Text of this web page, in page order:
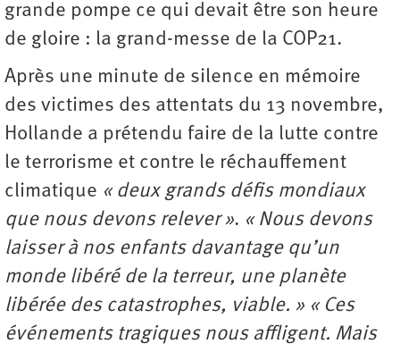
grande pompe ce qui devait être son heure
de gloire : la grand-messe de la COP21.
Après une minute de silence en mémoire
des victimes des attentats du 13 novembre,
Hollande a prétendu faire de la lutte contre
le terrorisme et contre le réchauffement
climatique « deux grands défis mondiaux
que nous devons relever ». « Nous devons
laisser à nos enfants davantage qu’un
monde libéré de la terreur, une planète
libérée des catastrophes, viable. » « Ces
événements tragiques nous affligent. Mais